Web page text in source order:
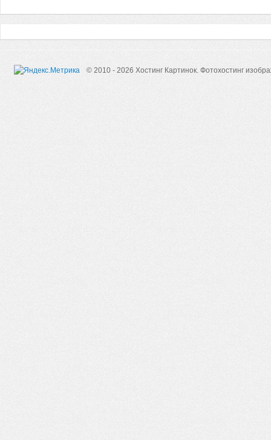
© 2010 - 2026 Хостинг Картинок. Фотохостинг